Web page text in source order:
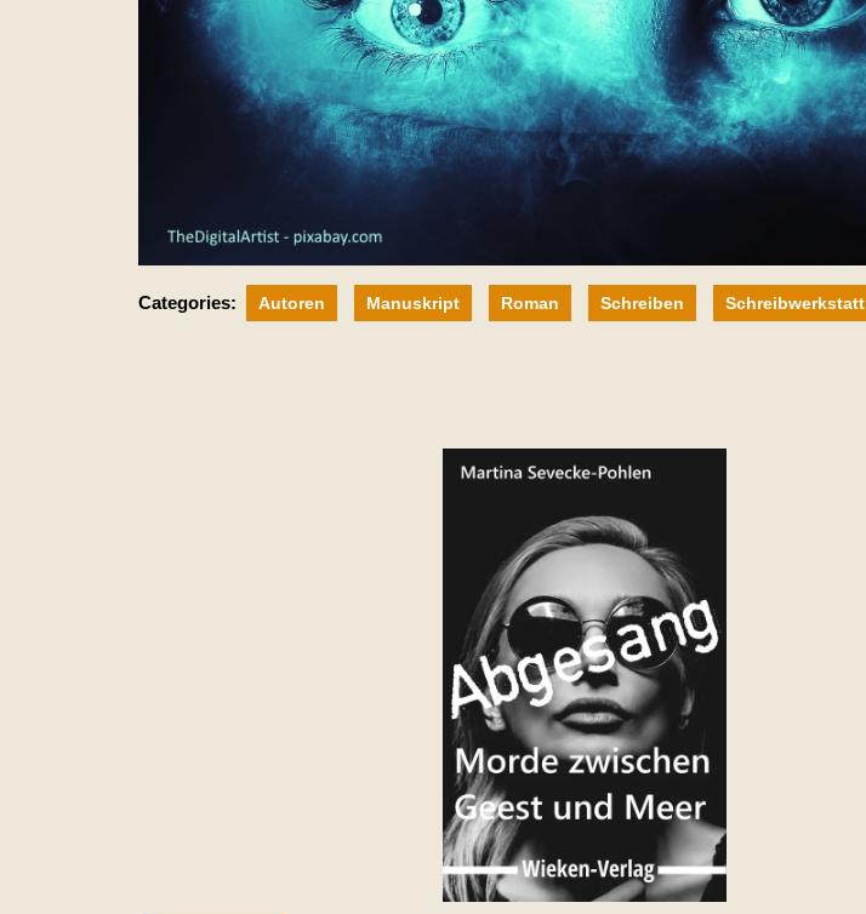
Categories: Autoren Manuskript Roman Schreiben Schreibwerkstatt